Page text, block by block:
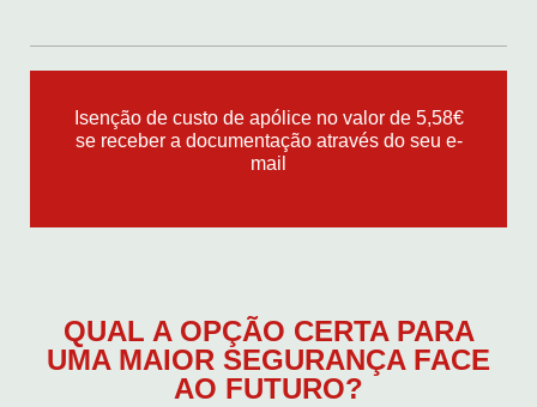
Isenção de custo de apólice no valor de 5,58€
se receber a documentação através do seu e-
mail
QUAL A OPÇÃO CERTA PARA
UMA MAIOR SEGURANÇA FACE
AO FUTURO?